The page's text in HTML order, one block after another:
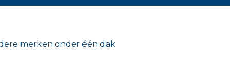
merken onder één dak